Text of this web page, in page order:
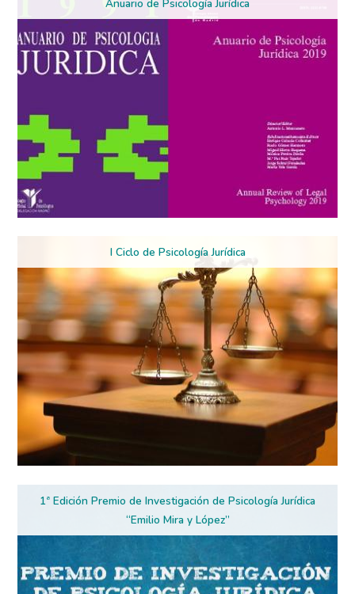
Anuario de Psicología Jurídica
I Ciclo de Psicología Jurídica
1ª Edición Premio de Investigación de Psicología Jurídica
“Emilio Mira y López”